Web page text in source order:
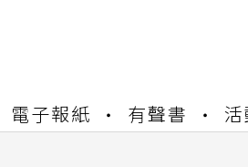
電子報紙 有聲書
併結果查詢
通申請